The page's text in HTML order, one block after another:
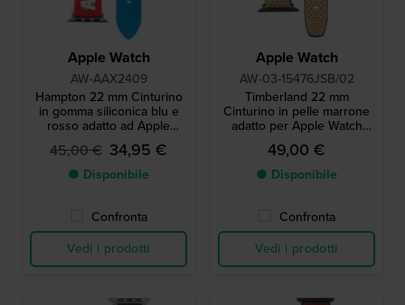
Apple Watch
AW-AAX2409
Hampton 22 mm Cinturino
in gomma siliconica blu e
rosso adatto ad Apple
Watch 38, 40 e 41 mm
45,00 € 34,95 €
● Disponibile
Confronta
Vedi i prodotti
Apple Watch
AW-03-15476JSB/02
Timberland 22 mm
Cinturino in pelle marrone
adatto per Apple Watch
misura 2
49,00 €
● Disponibile
Confronta
Vedi i prodotti